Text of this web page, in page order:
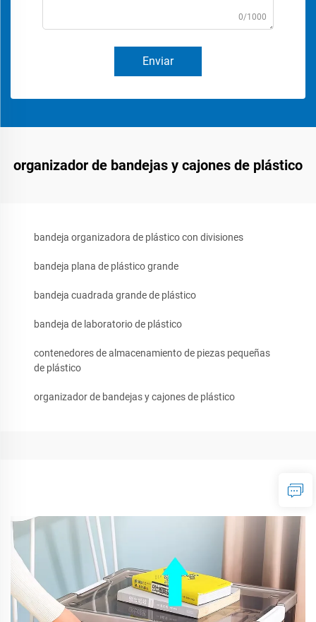
0/1000
Enviar
organizador de bandejas y cajones de plástico
bandeja organizadora de plástico con divisiones
bandeja plana de plástico grande
bandeja cuadrada grande de plástico
bandeja de laboratorio de plástico
contenedores de almacenamiento de piezas pequeñas
de plástico
organizador de bandejas y cajones de plástico